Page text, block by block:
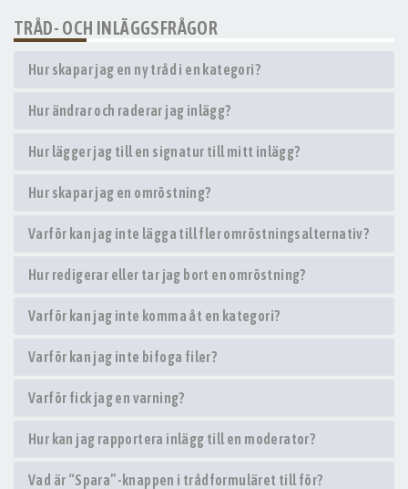
TRÅD- OCH INLÄGGSFRÅGOR
Hur skapar jag en ny tråd i en kategori?
Hur ändrar och raderar jag inlägg?
Hur lägger jag till en signatur till mitt inlägg?
Hur skapar jag en omröstning?
Varför kan jag inte lägga till fler omröstningsalternativ?
Hur redigerar eller tar jag bort en omröstning?
Varför kan jag inte komma åt en kategori?
Varför kan jag inte bifoga filer?
Varför fick jag en varning?
Hur kan jag rapportera inlägg till en moderator?
Vad är “Spara”-knappen i trådformuläret till för?